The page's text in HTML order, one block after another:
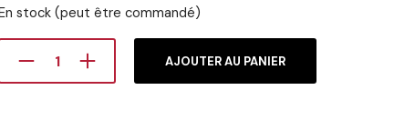
stock (peut être commandé)
AJOUTER AU PANIER